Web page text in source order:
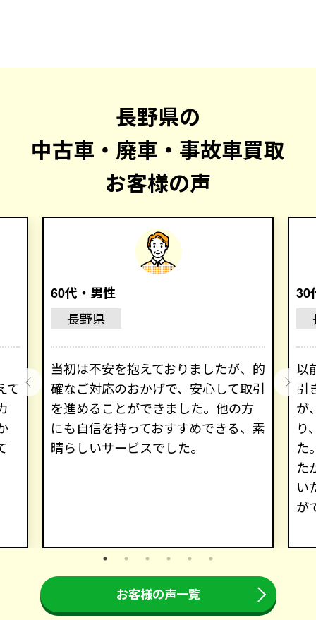
長野県の
中古車・廃車・事故車買取
お客様の声
て
60代・男性
長野県
当初は不安を抱えておりましたが、的
確なご対応のおかげで、安心して取引
を進めることができました。他の方
にも自信を持っておすすめできる、素
晴らしいサービスでした。
30
以
引
が
り
た
た
い
が
お客様の声一覧